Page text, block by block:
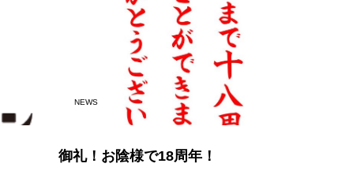
NEWS
御礼！お陰様で18周年！